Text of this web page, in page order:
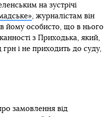
на зустрічі
, журналістам він
йому особисто, що в нього
з Приходька, який,
і не приходить до суду,
замовлення від